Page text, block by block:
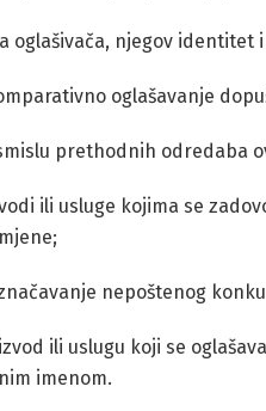
oglašivača, njegov identitet
oglašavanje
prethodnih odredaba
ili usluge kojima se
nepoštenog
ili uslugu koji se
imenom.